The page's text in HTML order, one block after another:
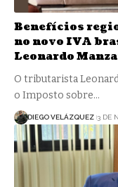
Benefícios
no novo IVA
Leonardo
O tributarista
o Imposto sobre…
DIEGO VELÁZQUEZ 3 DE